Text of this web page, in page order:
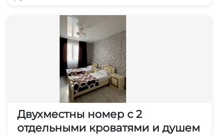
Двухместны номер с 2
отдельными кроватями и душем